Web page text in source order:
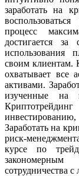
заработать на
процесс
достигается
использования
своим клиентам.
охватывает все
активами.
изученные на
Заработать на
риск-
курсе по
сотрудничества